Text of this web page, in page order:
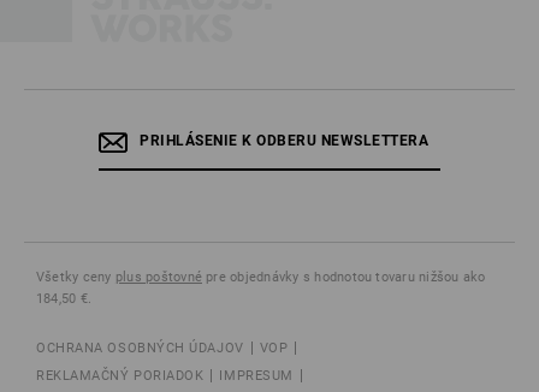
PRIHLÁSENIE K ODBERU NEWSLETTERA
Všetky ceny plus poštovné pre objednávky s hodnotou tovaru nižšou ako
184,50 €.
OCHRANA OSOBNÝCH ÚDAJOV
VOP
REKLAMAČNÝ PORIADOK
IMPRESUM